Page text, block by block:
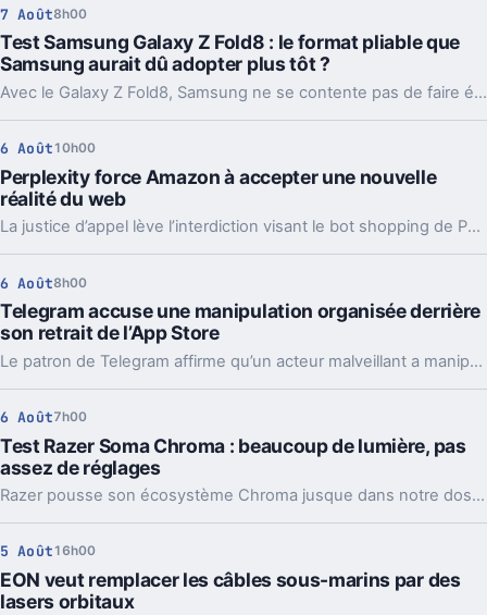
7 Août8h00
Test Samsung Galaxy Z Fold8 : le format pliable que
Samsung aurait dû adopter plus tôt ?
Avec le Galaxy Z Fold8, Samsung ne se contente pas de faire évoluer son smartphone pliable : il change complètement sa philosophie avec un appareil plus court, plus large et étonnamment compact. Un choix qui fonctionne particulièrement bien au quotidien, même si les concessions faites sur la photo et l’autonomie sont difficiles à ignorer sur un smartphone vendu à partir de 1 999 euros.
6 Août 10h00
Perplexity force Amazon à accepter une nouvelle
réalité du web
La justice d’appel lève l’interdiction visant le bot shopping de Perplexity sur Amazon. Une victoire nette, mais loin d’être la fin du match.
6 Août8h00
Telegram accuse une manipulation organisée derrière
son retrait de l’App Store
Le patron de Telegram affirme qu’un acteur malveillant a manipulé les signalements pour faire retirer l’app par Apple. Un précédent qui inquiète vraiment.
6 Août7h00
Test Razer Soma Chroma : beaucoup de lumière, pas
assez de réglages
Razer pousse son écosystème Chroma jusque dans notre dos avec la Soma Chroma, une chaise gaming bardée de RGB et proposée à 529,99 euros. Spectaculaire dans un setup, confortable au quotidien, elle nous laisse pourtant un sentiment mitigé face à une ergonomie étonnamment peu personnalisable à ce niveau de prix.
5 Août 16h00
EON veut remplacer les câbles sous-marins par des
lasers orbitaux